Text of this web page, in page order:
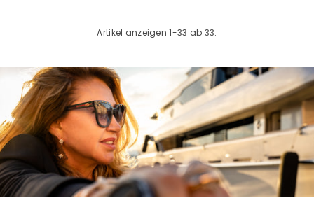
Artikel anzeigen 1-33 ab 33.